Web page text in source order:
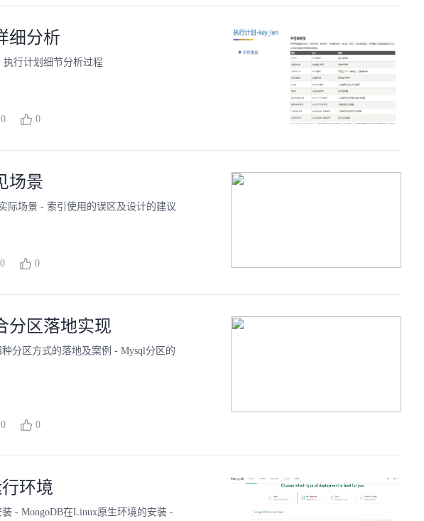
细分析
行计划细节分析过程
0 0
场景
际场景 - 索引使用的误区及设计的建议
0 0
分区落地实现
分区方式的落地及案例 - Mysql分区的
0 0
环境
- MongoDB在Linux原生环境的安装 -